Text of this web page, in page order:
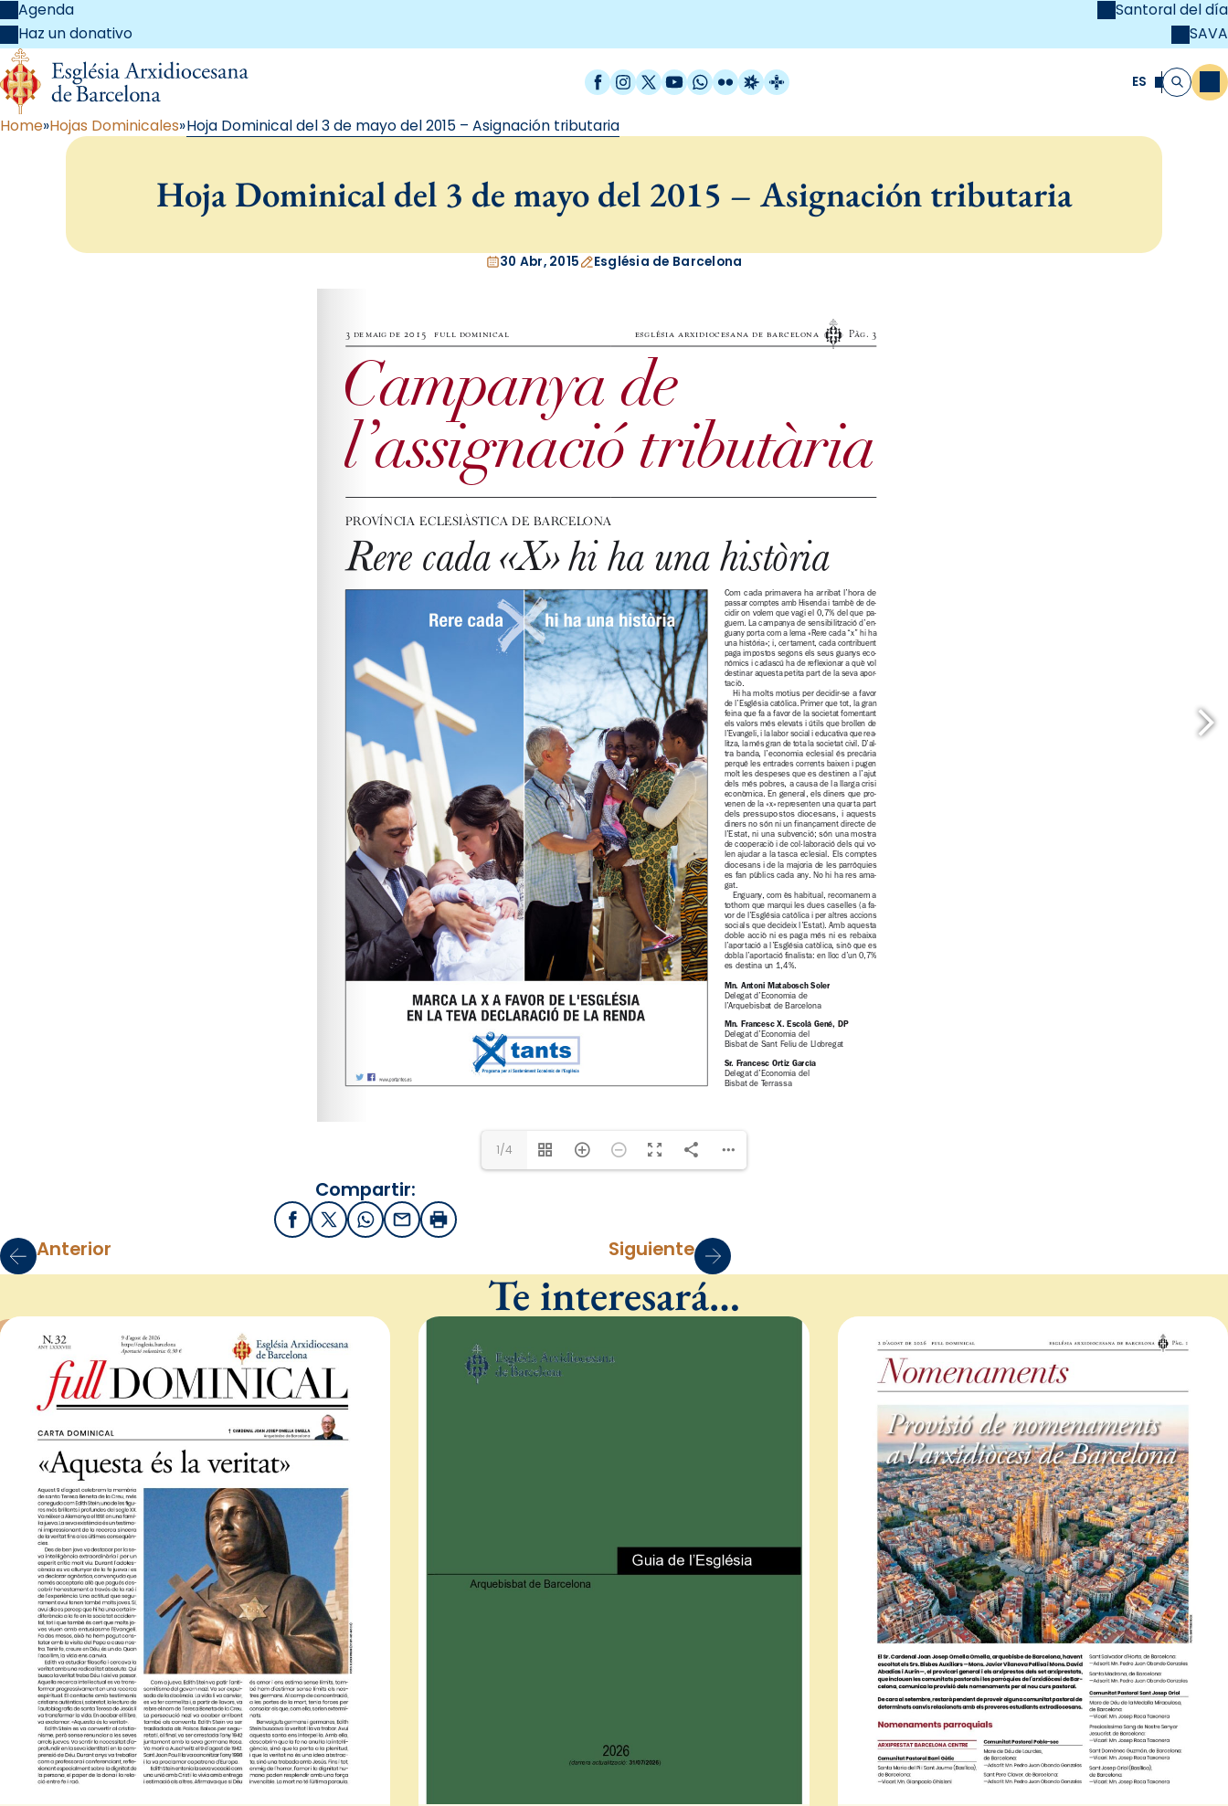
Agenda
Haz un donativo
Santoral del día
SAVA
Facebook
Instagram
X / Twitter
YouTube
WhatsApp
FlickrRadio Estel
Catalunya Cristiana ES Buscar
Home Hojas Dominicales Hoja Dominical del 3 de mayo del 2015 – Asignación tributaria
Hoja Dominical del 3 de mayo del 2015 – Asignación tributaria
30 Abr, 2015 Església de Barcelona
www.portantos.es
1/4
Compartir:
FacebookX / Twitter
WhatsApp
EmailImprimir
Anterior Siguiente
Te interesará…